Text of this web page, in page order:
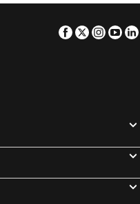
Facebook
Twitter